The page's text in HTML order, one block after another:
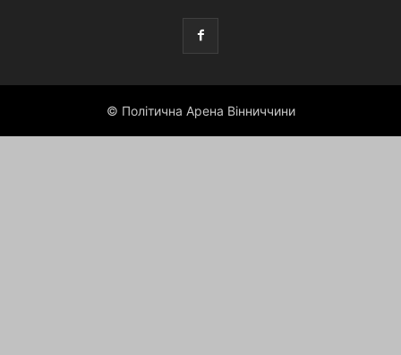
© Політична Арена Вінниччини